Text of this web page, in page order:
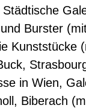
Burster
Kunststücke
in Wien,
Biberach